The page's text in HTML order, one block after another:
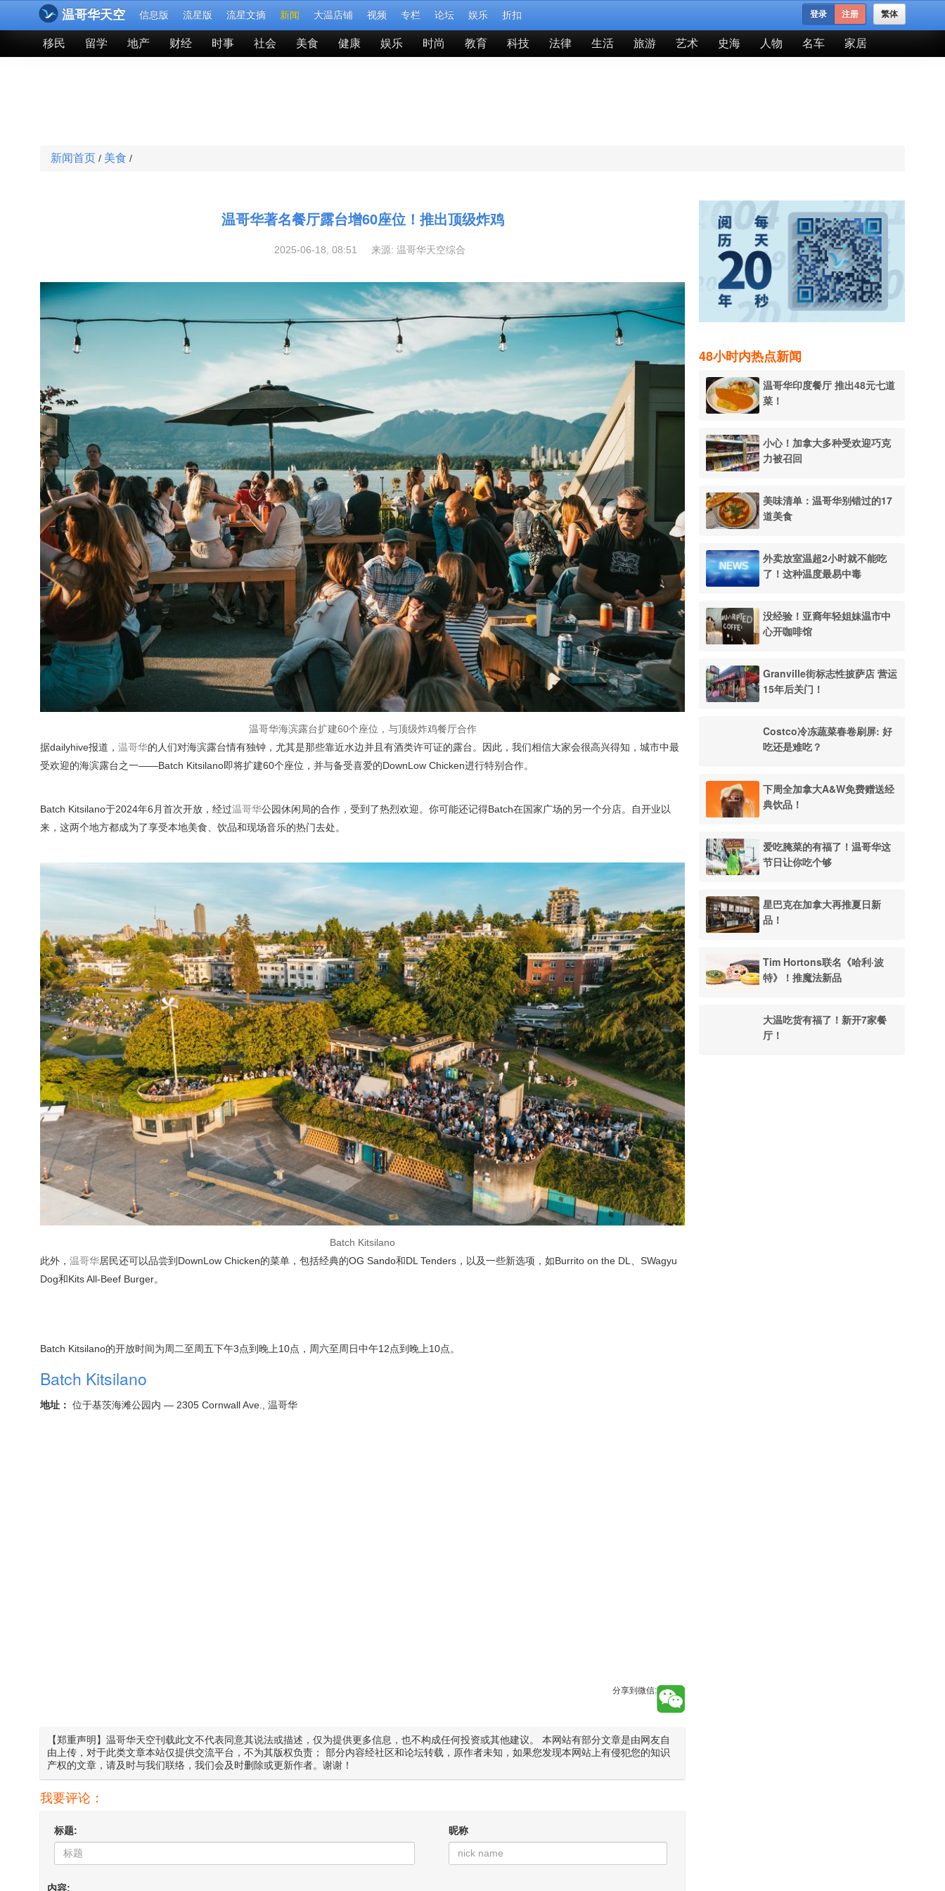
温哥华天空 信息版 流星版 流星文摘 新闻 大温店铺 视频 专栏 论坛 娱乐 折扣 繁体
登录 注册
移民 留学 地产 财经 时事 社会 美食 健康 娱乐 时尚 教育 科技 法律 生活 旅游 艺术 史海 人物 名车 家居
新闻首页 / 美食 /
温哥华著名餐厅露台增60座位！推出顶级炸鸡
2025-06-18, 08:51 来源: 温哥华天空综合
温哥华海滨露台扩建60个座位，与顶级炸鸡餐厅合作
据dailyhive报道， 温哥华的人们对海滨露台情有独钟，尤其是那些靠近水边并且有酒类许可证的露台。因此，我们相信大家会很高兴得知，城市中最
受欢迎的海滨露台之一——Batch Kitsilano即将扩建60个座位，并与备受喜爱的DownLow Chicken进行特别合作。
Batch Kitsilano于2024年6月首次开放，经过温哥华公园休闲局的合作，受到了热烈欢迎。你可能还记得Batch在国家广场的另一个分店。自开业以
来，这两个地方都成为了享受本地美食、饮品和现场音乐的热门去处。
Batch Kitsilano
此外， 温哥华居民还可以品尝到DownLow Chicken的菜单，包括经典的OG Sando和DL Tenders，以及一些新选项，如Burrito on the DL、SWagyu
Dog和Kits All-Beef Burger。
Batch Kitsilano的开放时间为周二至周五下午3点到晚上10点，周六至周日中午12点到晚上10点。
Batch Kitsilano
地址： 位于基茨海滩公园内 — 2305 Cornwall Ave., 温哥华
分享到微信:
【郑重声明】温哥华天空刊载此文不代表同意其说法或描述，仅为提供更多信息，也不构成任何投资或其他建议。 本网站有部分文章是由网友自
由上传，对于此类文章本站仅提供交流平台，不为其版权负责； 部分内容经社区和论坛转载，原作者未知，如果您发现本网站上有侵犯您的知识
产权的文章，请及时与我们联络，我们会及时删除或更新作者。谢谢！
我要评论：
标题: 昵称
内容:
48小时内热点新闻
温哥华印度餐厅 推出48元七道
菜！
小心！加拿大多种受欢迎巧克
力被召回
美味清单：温哥华别错过的17
道美食
外卖放室温超2小时就不能吃
了！这种温度最易中毒
没经验！亚裔年轻姐妹温市中
心开咖啡馆
Granville街标志性披萨店 营运
15年后关门！
Costco冷冻蔬菜春卷刷屏: 好
吃还是难吃？
下周全加拿大A&W免费赠送经
典饮品！
爱吃腌菜的有福了！温哥华这
节日让你吃个够
星巴克在加拿大再推夏日新
品！
Tim Hortons联名《哈利·波
特》！推魔法新品
大温吃货有福了！新开7家餐
厅！